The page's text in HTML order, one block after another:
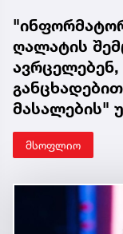
ღალატის
ავრცელებენ,
მასალების"
მსოფლიო